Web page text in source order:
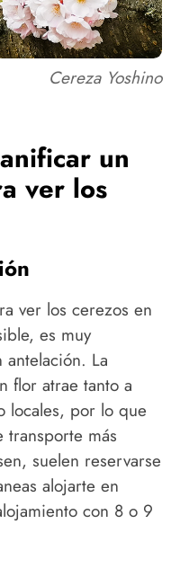
Cereza Yoshino
un
ver los
ver los cerezos en
es muy
La
flor atrae tanto a
locales, por lo que
transporte más
suelen reservarse
alojarte en
con 8 o 9